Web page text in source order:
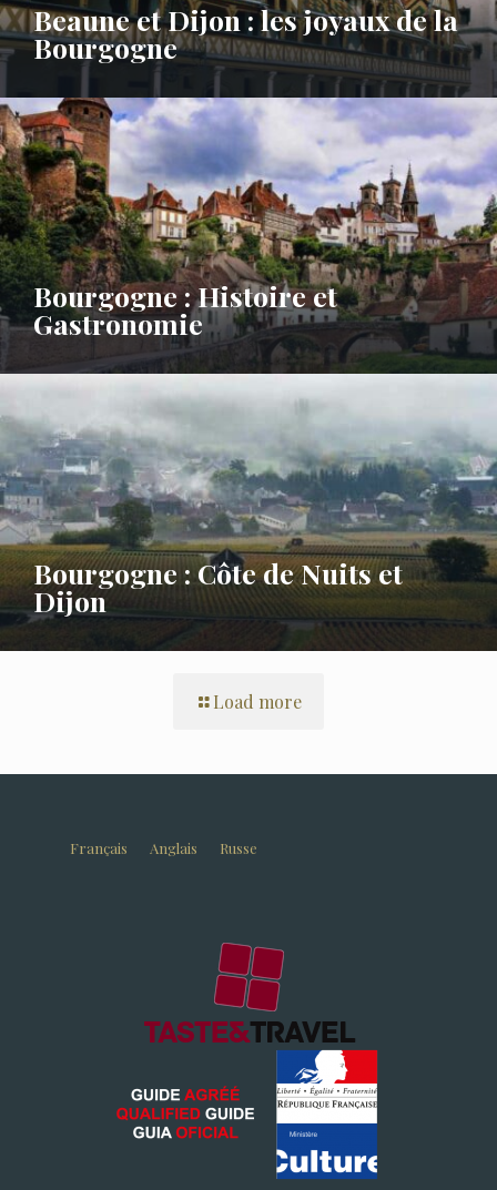
Beaune et Dijon : les joyaux de la
Bourgogne
Bourgogne : Histoire et
Gastronomie
Bourgogne : Côte de Nuits et
Dijon
Load more
Français Anglais Russe